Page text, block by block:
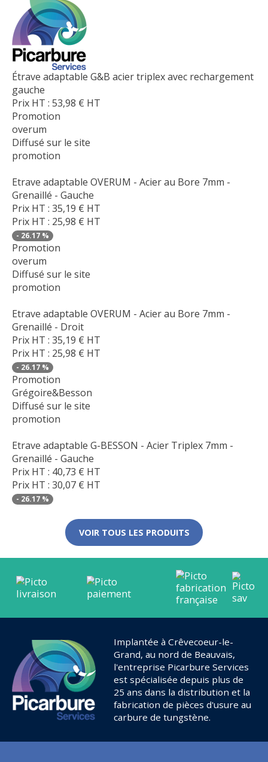
Étrave adaptable G&B acier triplex avec rechargement
gauche
Prix HT : 53,98 € HT
Promotion
overum
Diffusé sur le site
promotion
Etrave adaptable OVERUM - Acier au Bore 7mm -
Grenaillé - Gauche
Prix HT : 35,19 € HT
Prix HT : 25,98 € HT
- 26.17 %
Promotion
overum
Diffusé sur le site
promotion
Etrave adaptable OVERUM - Acier au Bore 7mm -
Grenaillé - Droit
Prix HT : 35,19 € HT
Prix HT : 25,98 € HT
- 26.17 %
Promotion
Grégoire&Besson
Diffusé sur le site
promotion
Etrave adaptable G-BESSON - Acier Triplex 7mm -
Grenaillé - Gauche
Prix HT : 40,73 € HT
Prix HT : 30,07 € HT
- 26.17 %
VOIR TOUS LES PRODUITS
Implantée à Crêvecoeur-le-
Grand, au nord de Beauvais,
l'entreprise Picarbure Services
est spécialisée depuis plus de
25 ans dans la distribution et la
fabrication de pièces d'usure au
carbure de tungstène.